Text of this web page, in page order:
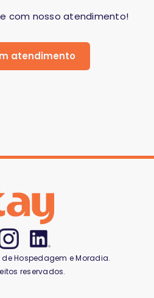
com nosso atendimento!
atendimento
de Hospedagem e Moradia.
reservados.